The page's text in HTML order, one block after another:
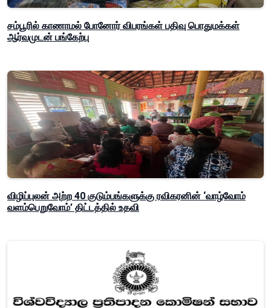
சம்பூரில் காணாமல் போனோர் விபரங்கள் பதிவு பொதுமக்கள்
ஆர்வமுடன் பங்கேற்பு
விழிப்புலன் அற்ற 40 குடும்பங்களுக்கு ரவிகரனின் ‘வாழ்வோம்
வளம்பெறுவோம்’ திட்டத்தில் உதவி